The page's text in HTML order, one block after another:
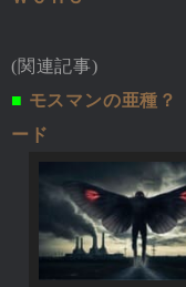
(関連記事)
■ モスマンの亜種？
ード